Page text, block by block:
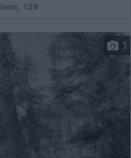
139
1